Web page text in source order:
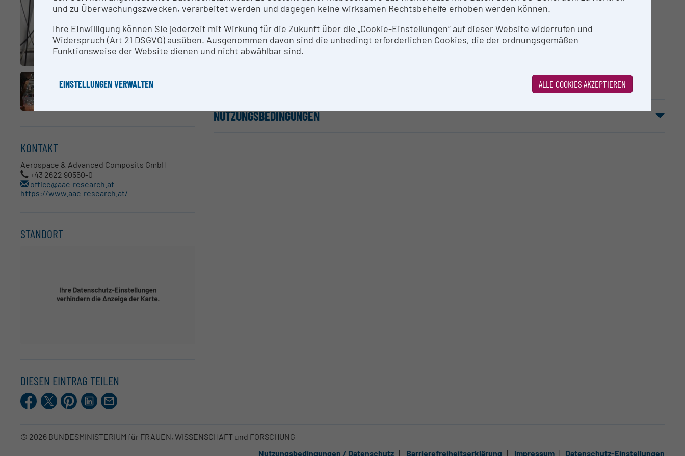
Das Drehmoment von Kugellagern ist ein wichtiger Parameter für Raumfahrtanwendungen. Für eine
vollständige Qualifizierung müssen Umgebungsbedingungen von Vakuum, nicht aggressiven Gasen (z. B. He,
Luftfeuchtigkeit und unterschiedlichen Temperaturbereichen berücksichtigt werden.
NUTZUNGSBEDINGUNGEN
KONTAKT
Aerospace & Advanced Composits GmbH
+43 2622 90550-0
office@aac-research.at
https://www.aac-research.at/
STANDORT
DIESEN EINTRAG TEILEN
Facebook
X.comPinterestLinkedIn
E-
Mail
© 2026 BUNDESMINISTERIUM für FRAUEN, WISSENSCHAFT und FORSCHUNG
Nutzungsbedingungen / Datenschutz
Barrierefreiheitserklärung Impressum Datenschutz-Einstellungen
und zu Überwachungszwecken, verarbeitet werden und dagegen keine wirksamen Rechtsbehelfe erhoben werden können.
Ihre Einwilligung können Sie jederzeit mit Wirkung für die Zukunft über die „Cookie-Einstellungen“ auf dieser Website widerrufen und
Widerspruch (Art 21 DSGVO) ausüben. Ausgenommen davon sind die unbedingt erforderlichen Cookies, die der ordnungsgemäßen
Funktionsweise der Website dienen und nicht abwählbar sind.
EINSTELLUNGEN VERWALTEN ALLE COOKIES AKZEPTIEREN